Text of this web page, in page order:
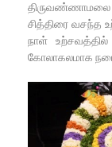
திருவண்ணாமலை
சித்திரை வசந்த
நாள்
கோலாகலமாக